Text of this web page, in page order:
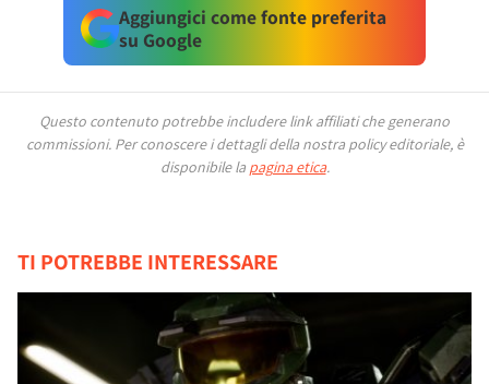
Aggiungici come fonte preferita
su Google
Questo contenuto potrebbe includere link affiliati che generano
commissioni. Per conoscere i dettagli della nostra policy editoriale, è
disponibile la pagina etica.
TI POTREBBE INTERESSARE